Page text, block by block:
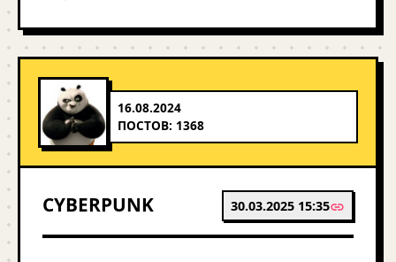
16.08.2024
ПОСТОВ: 1368
CYBERPUNK 30.03.2025 15:35